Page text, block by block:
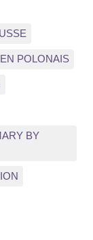
POLONAIS
BY